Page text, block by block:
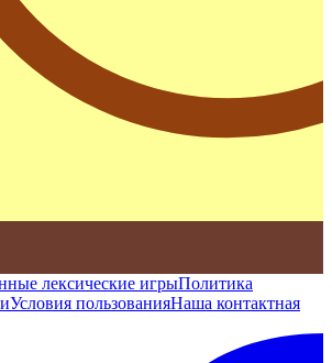
лексические игрыПолитика
Условия пользованияНаша контактная